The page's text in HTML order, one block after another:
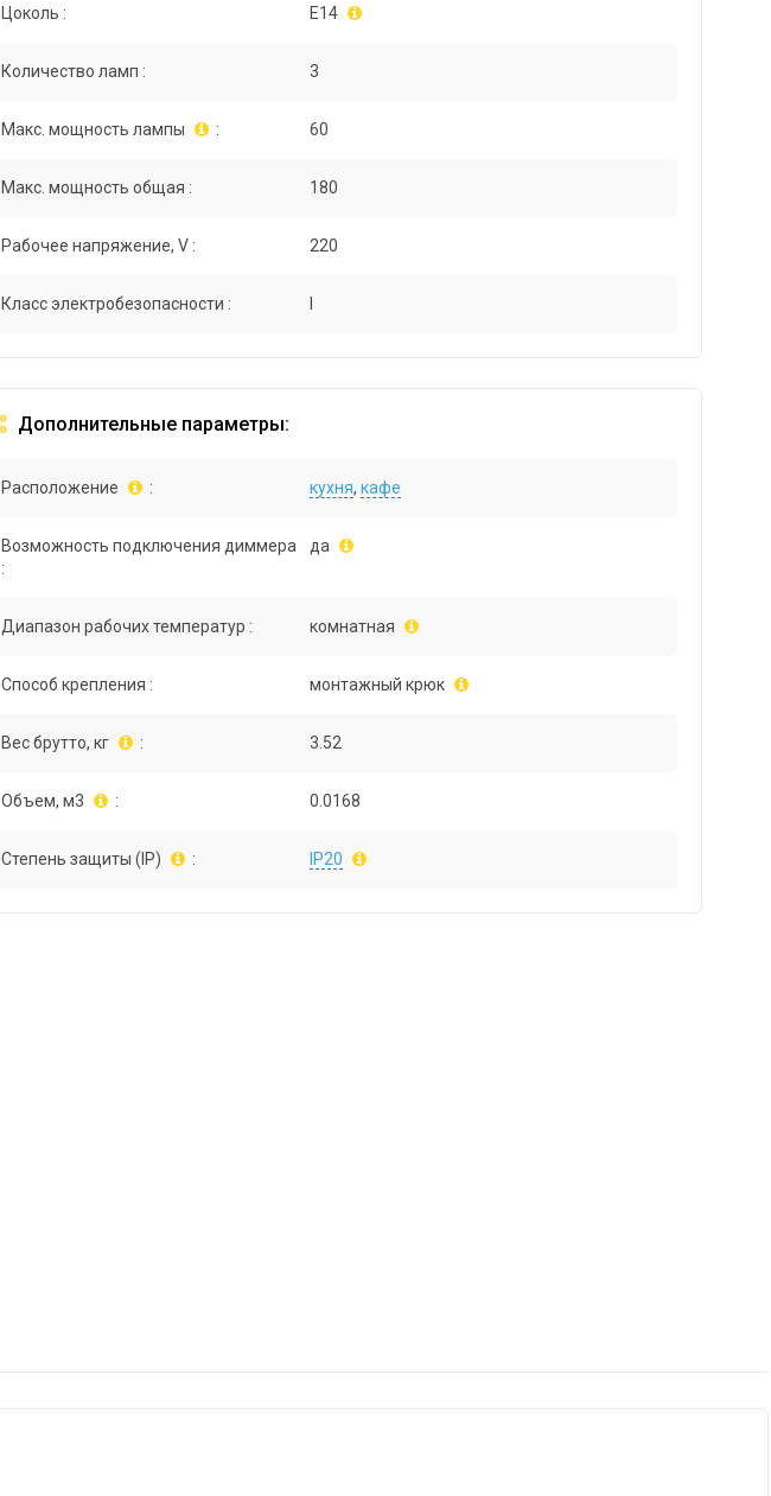
Цоколь : E14
Количество ламп : 3
Макс. мощность лампы : 60
Макс. мощность общая : 180
Рабочее напряжение, V : 220
Класс электробезопасности :
Дополнительные параметры:
Расположение : кухня,кафе
Возможность подключения диммера
:
да
Диапазон рабочих температур : комнатная
Способ крепления : монтажный крюк
Вес брутто, кг : 3.52
Объем, м3 : 0.0168
Степень защиты (IP) : IP20